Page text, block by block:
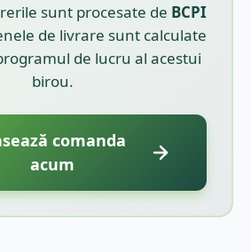
sunt procesate de BCPI
de livrare sunt calculate
de lucru al acestui
birou.
comanda
acum